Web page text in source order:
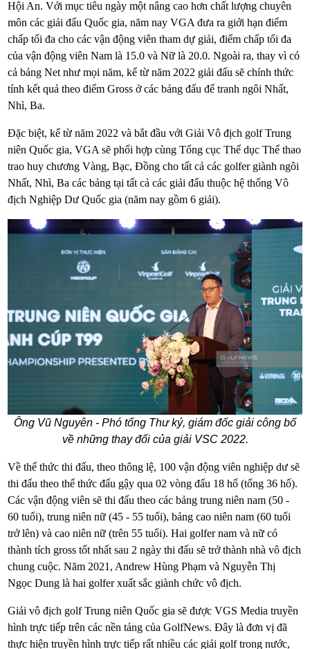
Hội An. Với mục tiêu ngày một nâng cao hơn chất lượng chuyên
môn các giải đấu Quốc gia, năm nay VGA đưa ra giới hạn điểm
chấp tối đa cho các vận động viên tham dự giải, điểm chấp tối đa
của vận động viên Nam là 15.0 và Nữ là 20.0. Ngoài ra, thay vì có
cả bảng Net như mọi năm, kể từ năm 2022 giải đấu sẽ chính thức
tính kết quả theo điểm Gross ở các bảng đấu để tranh ngôi Nhất,
Nhì, Ba.
Đặc biệt, kể từ năm 2022 và bắt đầu với Giải Vô địch golf Trung
niên Quốc gia, VGA sẽ phối hợp cùng Tổng cục Thể dục Thể thao
trao huy chương Vàng, Bạc, Đồng cho tất cả các golfer giành ngôi
Nhất, Nhì, Ba các bảng tại tất cả các giải đấu thuộc hệ thống Vô
địch Nghiệp Dư Quốc gia (năm nay gồm 6 giải).
Ông Vũ Nguyên - Phó tổng Thư ký, giám đốc giải công bố
về những thay đổi của giải VSC 2022.
Về thể thức thi đấu, theo thông lệ, 100 vận động viên nghiệp dư sẽ
thi đấu theo thể thức đấu gậy qua 02 vòng đấu 18 hố (tổng 36 hố).
Các vận động viên sẽ thi đấu theo các bảng trung niên nam (50 -
60 tuổi), trung niên nữ (45 - 55 tuổi), bảng cao niên nam (60 tuổi
trở lên) và cao niên nữ (trên 55 tuổi). Hai golfer nam và nữ có
thành tích gross tốt nhất sau 2 ngày thi đấu sẽ trở thành nhà vô địch
chung cuộc. Năm 2021, Andrew Hùng Phạm và Nguyễn Thị
Ngọc Dung là hai golfer xuất sắc giành chức vô địch.
Giải vô địch golf Trung niên Quốc gia sẽ được VGS Media truyền
hình trực tiếp trên các nền tảng của GolfNews. Đây là đơn vị đã
thực hiện truyền hình trực tiếp rất nhiều các giải golf trong nước,